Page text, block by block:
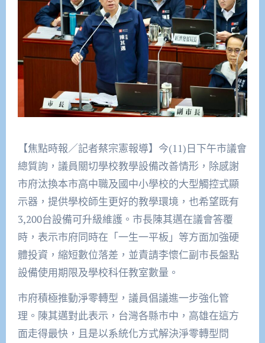
【焦點時報／記者蔡宗憲報導】今(11)日下午市議會
總質詢，議員關切學校教學設備改善情形，除感謝
市府汰換本市高中職及國中小學校的大型觸控式顯
示器，提供學校師生更好的教學環境，也希望既有
3,200台設備可升級維護。市長陳其邁在議會答覆
時，表示市府同時在「一生一平板」等方面加強硬
體投資，縮短數位落差，並責請李懷仁副市長盤點
設備使用期限及學校科任教室數量。
市府積極推動淨零轉型，議員倡議進一步強化管
理。陳其邁對此表示，台灣各縣市中，高雄在這方
面走得最快，且是以系統化方式解決淨零轉型問